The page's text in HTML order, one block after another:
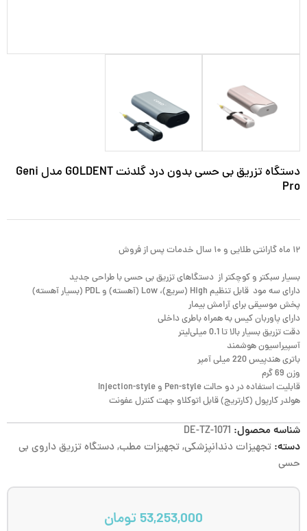
دستگاه تزریق بی حسی بدون درد گلدنت GOLDENT مدل Geni
Pro
۱۲ ماه گارانتی طلایی و ۱۰ سال خدمات پس از فروش
بسیار سبکتر و کوچکتر از دستگاهای تزریق بی حسی با طراحی جدید
دارای سه مود قابل تنظیم High (سریع)، Low (آهسته) و PDL (بسیار آهسته)
پخش موسیقی برای آرامش بیمار
دارای پاوربان کیس به همراه باطری داخلی
دقت تزریق بسیار بالا تا 0.1 میلی‌لیتر
آسپیراسیون هوشمند
باتری هندپیس 220 میلی آمپر
وزن 69 گرم
قابلیت استفاده در دو حالت Pen-style و Injection-style
هولدر کارپول (کارتریج) قابل اتوکلاو جهت کنترل عفونت
شناسه محصول: DE-TZ-1071
دسته: تجهیزات دندانپزشکی,تجهیزات مطب,دستگاه تزریق داروی بی
حسی
53,253,000تومان